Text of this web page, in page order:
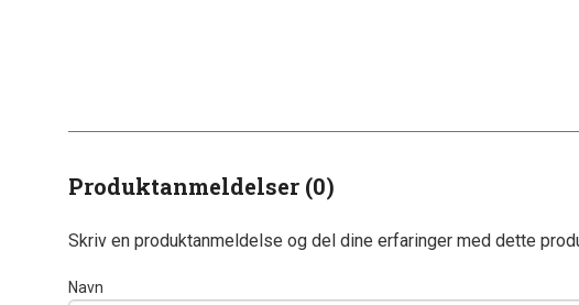
Produktanmeldelser (0)
Skriv en produktanmeldelse og del dine erfaringer med dette
Navn